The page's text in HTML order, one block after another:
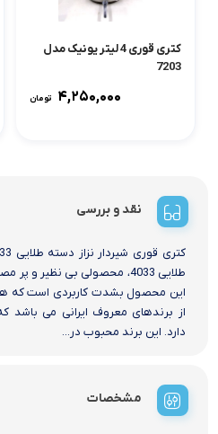
کتری قوری 4 لیتر یونیک مدل
7203
۴,۲۵۰,۰۰۰ تومان
نقد و بررسی
طلایی 4033، محصولی بی نظیر
این محصول بشدت کاربردی است که هر
از برندهای معروف ایرانی می باشد
دارد. این برند محبوب در...
مشخصات